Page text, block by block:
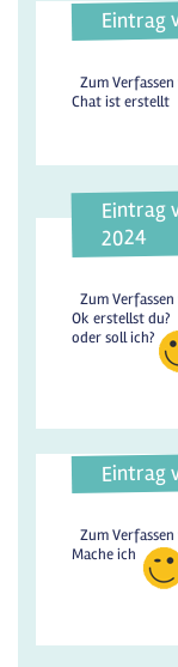
Eintrag
Zum
Chat ist erstellt
Eintrag
2024
Zum
Ok erstellst du?
oder soll ich?
Eintrag
Zum
Mache ich